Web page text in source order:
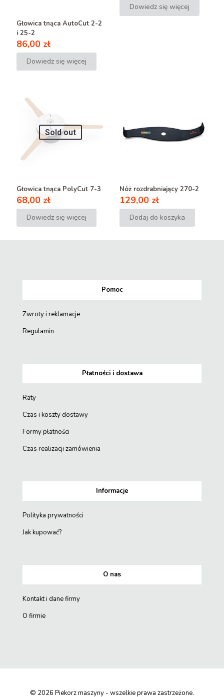
Głowica tnąca AutoCut 2-2
i 25-2
86,00 zł
Dowiedz się więcej
Dowiedz się więcej
Sold out
Głowica tnąca PolyCut 7-3
68,00 zł
Dowiedz się więcej
Nóż rozdrabniający 270-2
129,00 zł
Dodaj do koszyka
Pomoc
Zwroty i reklamacje
Regulamin
Płatności i dostawa
Raty
Czas i koszty dostawy
Formy płatności
Czas realizacji zamówienia
Informacje
Polityka prywatności
Jak kupować?
O nas
Kontakt i dane firmy
O firmie
© 2026 Piekorz maszyny - wszelkie prawa zastrzeżone.